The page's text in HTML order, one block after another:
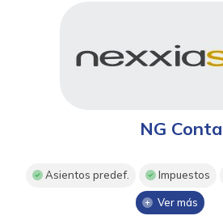
NG Conta
Asientos predef. Impuestos
Ver más